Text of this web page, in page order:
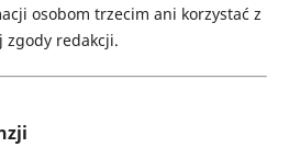
osobom trzecim ani korzystać z
zgody redakcji.